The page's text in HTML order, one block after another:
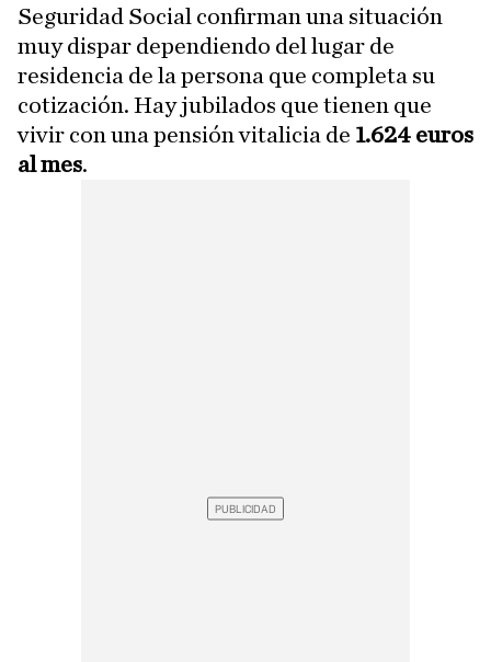
Seguridad Social confirman una situación
muy dispar dependiendo del lugar de
residencia de la persona que completa su
cotización. Hay jubilados que tienen que
vivir con una pensión vitalicia de 1.624 euros
al mes.